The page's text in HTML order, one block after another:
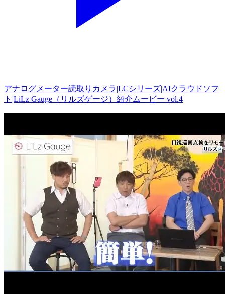
アナログメーター読取りカメラ|LCシリーズ|AIクラウドソフ
ト|LiLz Gauge（リルズゲージ）紹介ムービー vol.4